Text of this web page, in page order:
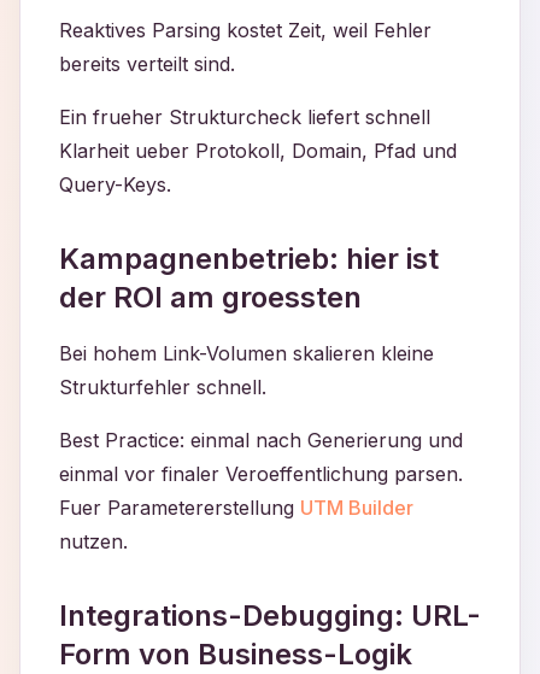
Reaktives Parsing kostet Zeit, weil Fehler
bereits verteilt sind.
Ein frueher Strukturcheck liefert schnell
Klarheit ueber Protokoll, Domain, Pfad und
Query-Keys.
Kampagnenbetrieb: hier ist
der ROI am groessten
Bei hohem Link-Volumen skalieren kleine
Strukturfehler schnell.
Best Practice: einmal nach Generierung und
einmal vor finaler Veroeffentlichung parsen.
Fuer Parametererstellung UTM Builder
nutzen.
Integrations-Debugging: URL-
Form von Business-Logik